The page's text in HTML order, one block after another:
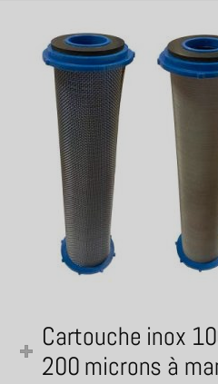
Cartouche inox
200 microns à